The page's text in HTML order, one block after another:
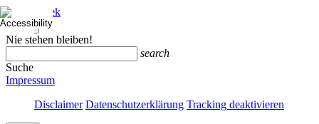
Zum
Inhalt
springen
Lars Lippek
close
Menü
schließen
Nie stehen bleiben!
search
Suche
Impressum
Disclaimer Datenschutzerklärung Tracking deaktivieren